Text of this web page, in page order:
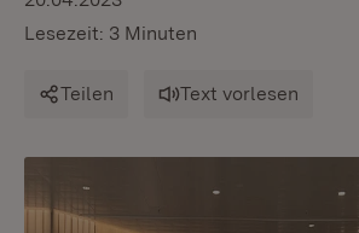
Lesezeit: 3 Minuten
Teilen Text vorlesen